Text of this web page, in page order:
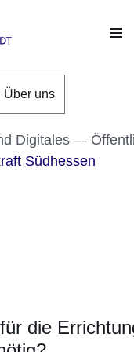
Über uns
Digitales
Südhessen
die